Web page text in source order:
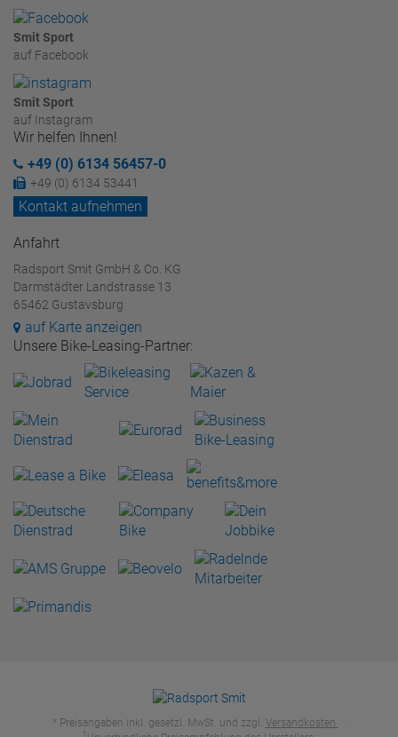
Smit Sport
auf Facebook
Smit Sport
auf Instagram
Wir helfen Ihnen!
+49 (0) 6134 56457-0
+49 (0) 6134 53441
Kontakt aufnehmen
Anfahrt
Radsport Smit GmbH & Co. KG
Darmstädter Landstrasse 13
65462 Gustavsburg
auf Karte anzeigen
Unsere Bike-Leasing-Partner:
* Preisangaben inkl. gesetzl. MwSt. und zzgl. Versandkosten .
1